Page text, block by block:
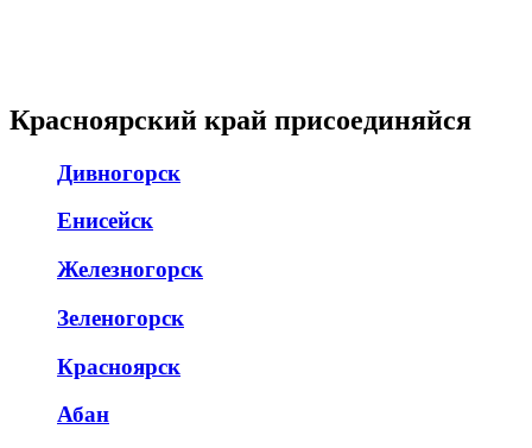
Красноярский край присоединяйся
Дивногорск
Енисейск
Железногорск
Зеленогорск
Красноярск
Абан